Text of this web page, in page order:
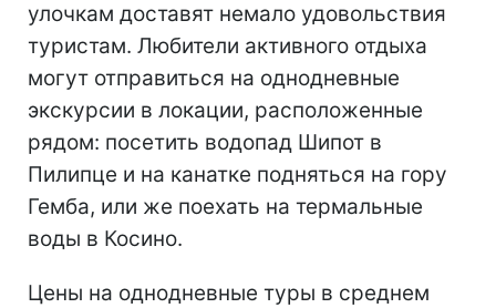
улочкам доставят немало удовольствия
туристам. Любители активного отдыха
могут отправиться на однодневные
экскурсии в локации, расположенные
рядом: посетить водопад Шипот в
Пилипце и на канатке подняться на гору
Гемба, или же поехать на термальные
воды в Косино.
Цены на однодневные туры в среднем